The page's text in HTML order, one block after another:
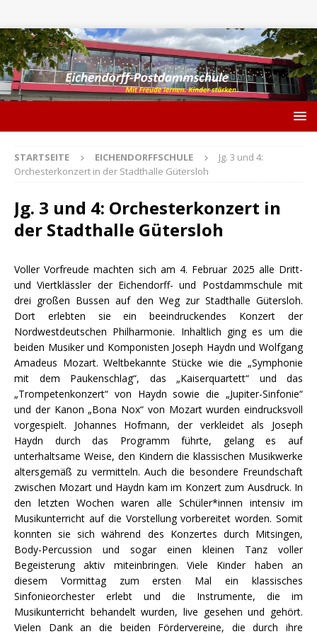
STARTSEITE EICHENDORFFSCHULE
Jg. 3 und 4:
Orchesterkonzert in der Stadthalle Gütersloh
Jg. 3 und 4: Orchesterkonzert in
der Stadthalle Gütersloh
Voller Vorfreude machten sich am 4. Februar 2025 alle Dritt-
und Viertklässler der Eichendorff- und Postdammschule mit
drei großen Bussen auf den Weg zur Stadthalle Gütersloh.
Dort erlebten sie ein beeindruckendes Konzert der
Nordwestdeutschen Philharmonie. Inhaltlich ging es um die
beiden Musiker und Komponisten Joseph Haydn und Wolfgang
Amadeus Mozart. Weltbekannte Stücke wie die „Symphonie
mit dem Paukenschlag“, das „Kaiserquartett“ und das
„Trompetenkonzert“ von Haydn sowie die „Jupiter-Sinfonie“
und der Kanon „Bona Nox“ von Mozart wurden eindrucksvoll
vorgespielt. Johannes Hofmann, der verkleidet als Joseph
Haydn durch das Programm führte, gelang es auf
unterhaltsame Weise, den Kindern die klassischen Musikwerke
altersgemäß zu vermitteln. Auch die besondere Freundschaft
zwischen Mozart und Haydn kam im Konzert zum Ausdruck. In
den letzten Wochen waren alle Schüler*innen intensiv im
Musikunterricht auf die Vorstellung vorbereitet worden. Somit
konnten sie sich während des Konzertes durch Mitsingen,
Body-Percussion und sogar einen kleinen Tanz voller
Begeisterung aktiv miteinbringen. Viele Kinder haben an
diesem Vormittag zum ersten Mal ein klassisches
Sinfonieorchester erlebt und die Instrumente, die im
Musikunterricht behandelt wurden, live gesehen und gehört.
Vielen Dank an die beiden Fördervereine, die durch ihre